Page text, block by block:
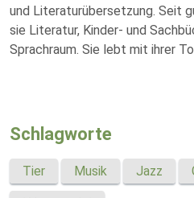
und Literaturübersetzung. Seit
sie Literatur, Kinder- und
Sprachraum. Sie lebt mit ihrer
Schlagworte
Tier Musik Jazz